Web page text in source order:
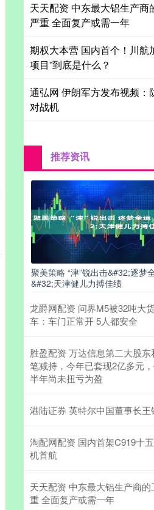
天天配资 中东最大铝生产商
严重 全面复产或需一年
期权大本营 国内首个！川航
项目”到底是什么？
通弘网 伊朗军方发布视频：
对战机
推荐资讯
聚美策略 “津”锐出击&#32;逐梦
&#32;天津健儿力搏佳绩
龙爵网配资 问界M5被32吨大
车：车门正常开 5人都安全
胜盈配资 万达信息第二大股
笔减持，今年已套现2亿多元
半年尚未扭亏为盈
港陆证券 英特尔中国董事长王
淘配网配资 国内首架C919十
机首航
天天配资 中东最大铝生产商
重 全面复产或需一年